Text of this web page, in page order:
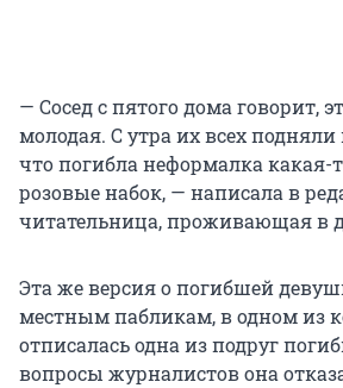
— Сосед с пятого дома говорит,
молодая. С утра их всех
что погибла неформалка какая-
розовые набок, — написала в
читательница, проживающая в
Эта же версия о погибшей
местным пабликам, в одном из
отписалась одна из подруг
вопросы журналистов она